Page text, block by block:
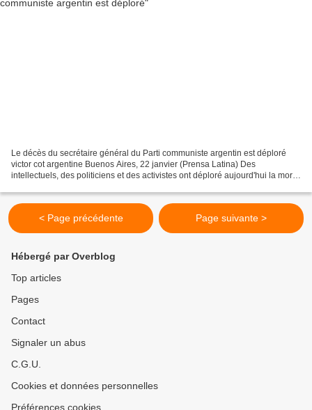
Le décès du secrétaire général du Parti communiste argentin est déploré
victor cot argentine Buenos Aires, 22 janvier (Prensa Latina) Des
intellectuels, des politiciens et des activistes ont déploré aujourd'hui la mort
< Page précédente Page suivante >
Hébergé par Overblog
Top articles
Pages
Contact
Signaler un abus
C.G.U.
Cookies et données personnelles
Préférences cookies